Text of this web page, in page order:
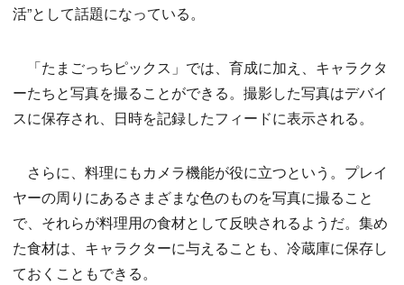
活”として話題になっている。
「たまごっちピックス」では、育成に加え、キャラクタ
ーたちと写真を撮ることができる。撮影した写真はデバイ
スに保存され、日時を記録したフィードに表示される。
さらに、料理にもカメラ機能が役に立つという。プレイ
ヤーの周りにあるさまざまな色のものを写真に撮ること
で、それらが料理用の食材として反映されるようだ。集め
た食材は、キャラクターに与えることも、冷蔵庫に保存し
ておくこともできる。